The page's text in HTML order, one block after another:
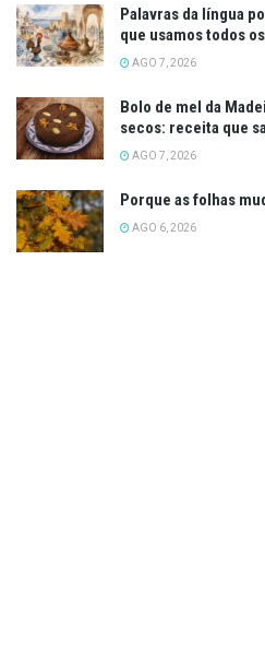
Palavras da língua
que usamos todos
AGO 7, 2026
Bolo de mel da
secos: receita que
AGO 7, 2026
Porque as folhas
AGO 6, 2026